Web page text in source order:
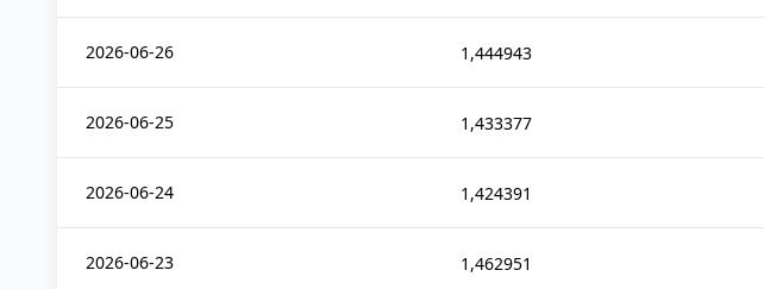
2026-06-26 1,444943
2026-06-25 1,433377
2026-06-24 1,424391
2026-06-23 1,462951